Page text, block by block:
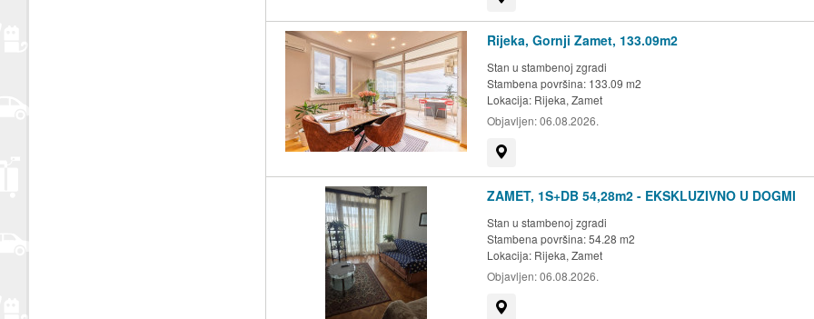
Rijeka, Gornji Zamet, 133.09m2
Stan u stambenoj zgradi
Stambena površina: 133.09 m2
Lokacija: Rijeka, Zamet
Objavljen:06.08.2026.
ZAMET, 1S+DB 54,28m2 - EKSKLUZIVNO U DOGMI
Stan u stambenoj zgradi
Stambena površina: 54.28 m2
Lokacija: Rijeka, Zamet
Objavljen:06.08.2026.